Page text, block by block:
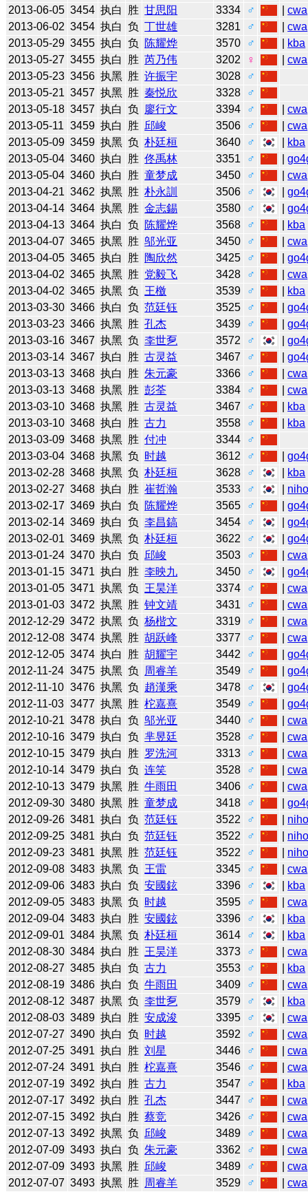
2013-06-05 3454 执白 胜 甘思阳 3334 ♂ |cwa
2013-06-02 3454 执白 负 丁世雄 3281 ♂ |cwa
2013-05-29 3455 执白 负 陈耀烨 3570 ♂ kba
2013-05-27 3455 执白 胜 芮乃伟 3202 ♀ |cwa
2013-05-23 3456 执黑 胜 许振宇 3028
♂
2013-05-21 3457 执黑 胜 秦悦欣 3328
♂
2013-05-18 3457 执白 负 廖行文 3394 ♂ |cwa
2013-05-11 3459 执白 胜 邱峻 3506 ♂ |cwa
2013-05-09 3459 执黑 负 朴廷桓 3640 ♂ kba
2013-05-04 3460 执白 胜 佟禹林 3351 ♂ |
2013-05-04 3460 执白 胜 童梦成 3450 ♂ |cwa
2013-04-21 3462 执黑 胜 朴永訓 3506 ♂ |
2013-04-14 3464 执黑 胜 金志錫 3580 ♂ |
2013-04-13 3464 执白 负 陈耀烨 3568 ♂ kba
2013-04-07 3465 执黑 胜 邬光亚 3450 ♂ |cwa
2013-04-05 3465 执白 胜 陶欣然 3425 ♂ |
2013-04-02 3465 执黑 胜 党毅飞 3428 ♂ |cwa
2013-04-02 3465 执黑 负 王檄 3539 ♂ kba
2013-03-30 3466 执白 负 范廷钰 3525 ♂ |
2013-03-23 3466 执黑 胜 孔杰 3439 ♂ |
2013-03-16 3467 执黑 负 李世乭 3572 ♂ |
2013-03-14 3467 执白 胜 古灵益 3467 ♂ |
2013-03-13 3468 执白 胜 朱元豪 3366 ♂ |cwa
2013-03-13 3468 执黑 胜 彭荃 3384 ♂ |cwa
2013-03-10 3468 执黑 胜 古灵益 3467 ♂ kba
2013-03-10 3468 执白 胜 古力 3558 ♂ kba
2013-03-09 3468 执黑 胜 付冲 3344
♂
2013-03-04 3468 执黑 负 时越 3612 ♂ |
2013-02-28 3468 执黑 负 朴廷桓 3628 ♂ kba
2013-02-27 3468 执白 胜 崔哲瀚 3533 ♂
2013-02-17 3469 执白 负 陈耀烨 3565 ♂ |
2013-02-14 3469 执白 负 李昌鎬 3454 ♂ |
2013-02-01 3469 执黑 负 朴廷桓 3622 ♂ |
2013-01-24 3470 执白 负 邱峻 3503 ♂ |cwa
2013-01-15 3471 执白 胜 李映九 3450 ♂ |
2013-01-05 3471 执黑 负 王昊洋 3374 ♂ |cwa
2013-01-03 3472 执黑 胜 钟文靖 3431 ♂ |cwa
2012-12-29 3472 执黑 负 杨楷文 3319 ♂ |cwa
2012-12-08 3474 执黑 胜 胡跃峰 3377 ♂ |cwa
2012-12-05 3474 执白 胜 胡耀宇 3442 ♂ |
2012-11-24 3475 执黑 负 周睿羊 3549 ♂ |
2012-11-10 3476 执黑 负 趙漢乘 3478 ♂ |
2012-11-03 3477 执黑 胜 柁嘉熹 3549 ♂ |
2012-10-21 3478 执白 负 邬光亚 3440 ♂ |cwa
2012-10-16 3479 执白 负 芈昱廷 3528 ♂ |cwa
2012-10-15 3479 执白 胜 罗洗河 3313 ♂ |cwa
2012-10-14 3479 执白 负 连笑 3528 ♂ |cwa
2012-10-13 3479 执黑 胜 牛雨田 3406 ♂ |cwa
2012-09-30 3480 执黑 胜 童梦成 3418 ♂ |
2012-09-26 3481 执白 负 范廷钰 3522 ♂
2012-09-25 3481 执白 负 范廷钰 3522 ♂
2012-09-23 3481 执黑 胜 范廷钰 3522 ♂
2012-09-08 3483 执黑 负 王雷 3345 ♂ |cwa
2012-09-06 3483 执白 负 安國鉉 3396 ♂ kba
2012-09-05 3483 执黑 负 时越 3595 ♂ |cwa
2012-09-04 3483 执白 胜 安國鉉 3396 ♂ kba
2012-09-01 3484 执黑 负 朴廷桓 3614 ♂ kba
2012-08-30 3484 执白 胜 王昊洋 3373 ♂ |cwa
2012-08-27 3485 执白 负 古力 3553 ♂ kba
2012-08-19 3486 执白 负 牛雨田 3409 ♂ |cwa
2012-08-12 3487 执黑 负 李世乭 3579 ♂ kba
2012-08-03 3489 执白 胜 安成浚 3395 ♂ |cwa
2012-07-27 3490 执白 负 时越 3592 ♂ |cwa
2012-07-25 3491 执白 胜 刘星 3446 ♂ |cwa
2012-07-24 3491 执白 胜 柁嘉熹 3546 ♂ |cwa
2012-07-19 3492 执白 胜 古力 3547 ♂ kba
2012-07-17 3492 执白 胜 孔杰 3447 ♂ |cwa
2012-07-15 3492 执白 胜 蔡竞 3426 ♂ |cwa
2012-07-13 3492 执黑 负 邱峻 3489 ♂ |cwa
2012-07-09 3493 执白 负 朱元豪 3362 ♂ |cwa
2012-07-09 3493 执黑 胜 邱峻 3489 ♂ |cwa
2012-07-07 3493 执黑 胜 周睿羊 3529 ♂ |cwa